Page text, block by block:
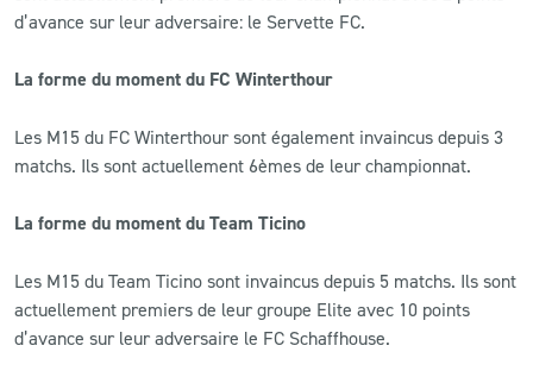
d’avance sur leur adversaire: le Servette FC.
La forme du moment du FC Winterthour
Les M15 du FC Winterthour sont également invaincus depuis 3
matchs. Ils sont actuellement 6èmes de leur championnat.
La forme du moment du Team Ticino
Les M15 du Team Ticino sont invaincus depuis 5 matchs. Ils sont
actuellement premiers de leur groupe Elite avec 10 points
d’avance sur leur adversaire le FC Schaffhouse.